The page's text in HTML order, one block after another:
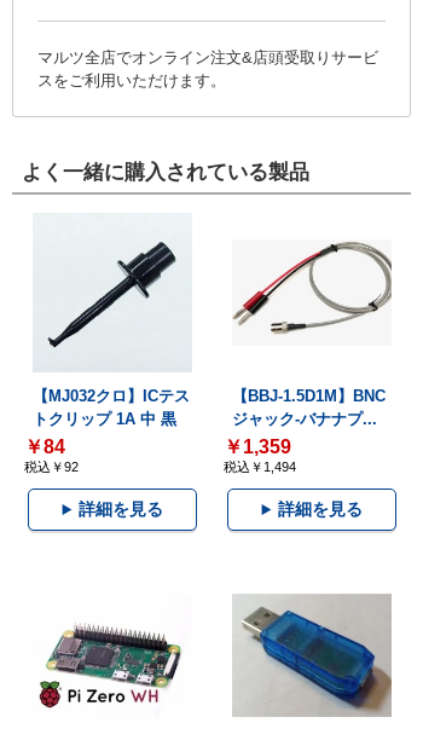
マルツ全店でオンライン注文&店頭受取りサービ
スをご利用いただけます。
よく一緒に購入されている製品
【MJ032クロ】ICテス
トクリップ 1A 中 黒
￥84
税込￥92
詳細を見る
【BBJ-1.5D1M】BNC
ジャック-バナナプ...
￥1,359
税込￥1,494
詳細を見る